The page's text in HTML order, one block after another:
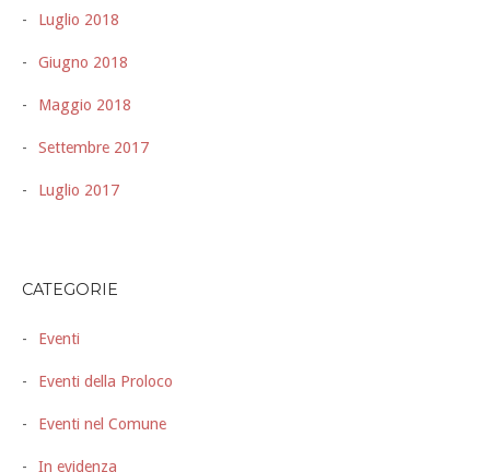
Luglio 2018
Giugno 2018
Maggio 2018
Settembre 2017
Luglio 2017
CATEGORIE
Eventi
Eventi della Proloco
Eventi nel Comune
In evidenza